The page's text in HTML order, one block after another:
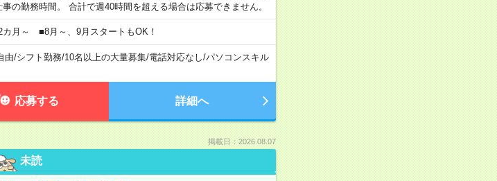
の勤務時間。 合計で週40時間を超える場合は応募できません。
カ月～ ■8月～、9月スタートもOK！
由/シフト勤務/10名以上の大量募集/電話対応なし/パソコンスキル
応募する 詳細へ
掲載日：2026.08.07
未読